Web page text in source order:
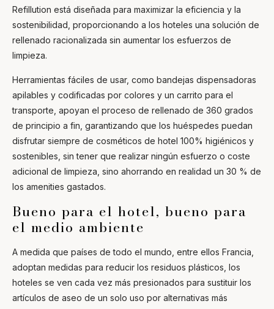
Refillution está diseñada para maximizar la eficiencia y la
sostenibilidad, proporcionando a los hoteles una solución de
rellenado racionalizada sin aumentar los esfuerzos de
limpieza.
Herramientas fáciles de usar, como bandejas dispensadoras
apilables y codificadas por colores y un carrito para el
transporte, apoyan el proceso de rellenado de 360 grados
de principio a fin, garantizando que los huéspedes puedan
disfrutar siempre de cosméticos de hotel 100% higiénicos y
sostenibles, sin tener que realizar ningún esfuerzo o coste
adicional de limpieza, sino ahorrando en realidad un 30 % de
los amenities gastados.
Bueno para el hotel, bueno para
el medio ambiente
A medida que países de todo el mundo, entre ellos Francia,
adoptan medidas para reducir los residuos plásticos, los
hoteles se ven cada vez más presionados para sustituir los
artículos de aseo de un solo uso por alternativas más